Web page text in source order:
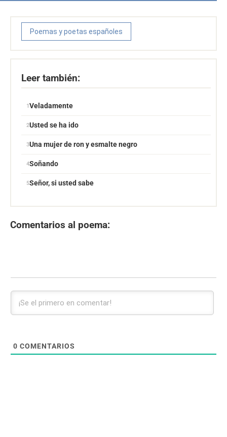
Poemas y poetas españoles
Leer también:
Veladamente
Usted se ha ido
Una mujer de ron y esmalte negro
Soñando
Señor, si usted sabe
Comentarios al poema:
0 COMENTARIOS